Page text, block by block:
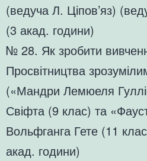
(ведуча Л. Ціпов’яз)
(3 акад. години)
№ 28. Як зробити
Просвітництва
(«Мандри Лемюеля
Свіфта (9 клас) та
Вольфганга Гете (11
акад. години)